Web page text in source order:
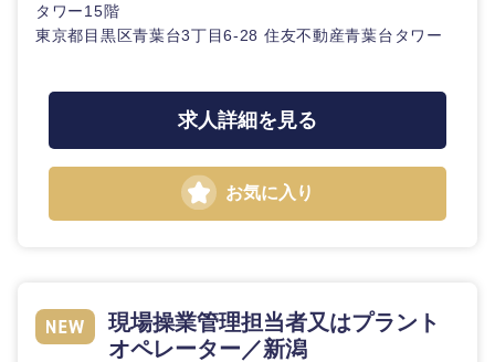
タワー15階
東京都目黒区青葉台3丁目6-28 住友不動産青葉台タワー
求人詳細を見る
お気に入り
現場操業管理担当者又はプラント
オペレーター／新潟